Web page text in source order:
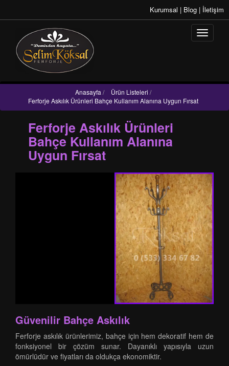
Kurumsal | Blog | İletişim
Anasayfa / Ürün Listeleri /
Ferforje Askılık Ürünleri Bahçe Kullanım Alanına Uygun Fırsat
Ferforje Askılık Ürünleri
Bahçe Kullanım Alanına
Uygun Fırsat
Güvenilir Bahçe Askılık
Ferforje askılık ürünlerimiz, bahçe için hem dekoratif hem de
fonksiyonel bir çözüm sunar. Dayanıklı yapısıyla uzun
ömürlüdür ve fiyatları da oldukça ekonomiktir.